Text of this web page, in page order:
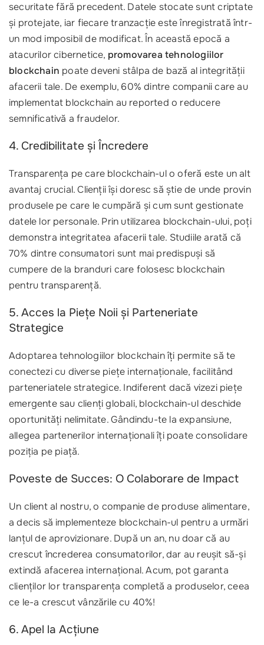
securitate fără precedent. Datele stocate sunt criptate
și protejate, iar fiecare tranzacție este înregistrată într-
un mod imposibil de modificat. În această epocă a
atacurilor cibernetice, promovarea tehnologiilor
blockchain poate deveni stâlpa de bază al integrității
afacerii tale. De exemplu, 60% dintre companii care au
implementat blockchain au reported o reducere
semnificativă a fraudelor.
4. Credibilitate și Încredere
Transparența pe care blockchain-ul o oferă este un alt
avantaj crucial. Clienții își doresc să știe de unde provin
produsele pe care le cumpără și cum sunt gestionate
datele lor personale. Prin utilizarea blockchain-ului, poți
demonstra integritatea afacerii tale. Studiile arată că
70% dintre consumatori sunt mai predispuși să
cumpere de la branduri care folosesc blockchain
pentru transparență.
5. Acces la Piețe Noii și Parteneriate
Strategice
Adoptarea tehnologiilor blockchain îți permite să te
conectezi cu diverse piețe internaționale, facilitând
parteneriatele strategice. Indiferent dacă vizezi piețe
emergente sau clienți globali, blockchain-ul deschide
oportunități nelimitate. Gândindu-te la expansiune,
allegea partenerilor internaționali îți poate consolidare
poziția pe piață.
Poveste de Succes: O Colaborare de Impact
Un client al nostru, o companie de produse alimentare,
a decis să implementeze blockchain-ul pentru a urmări
lanțul de aprovizionare. După un an, nu doar că au
crescut încrederea consumatorilor, dar au reușit să-și
extindă afacerea internațional. Acum, pot garanta
clienților lor transparența completă a produselor, ceea
ce le-a crescut vânzările cu 40%!
6. Apel la Acțiune